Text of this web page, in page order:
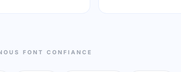
FONT CONFIANCE